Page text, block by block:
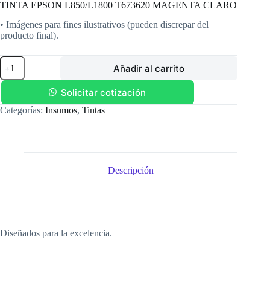
TINTA EPSON L850/L1800 T673620 MAGENTA CLARO
• Imágenes para fines ilustrativos (pueden discrepar del
producto final).
TINTA
EPSON
L850/L1800
MAGENTA
CLARO
Añadir al carrito
Solicitar cotización
Categorías: Insumos, Tintas
Descripción
Diseñados para la excelencia.